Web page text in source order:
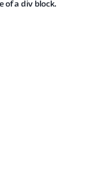
of a div block.